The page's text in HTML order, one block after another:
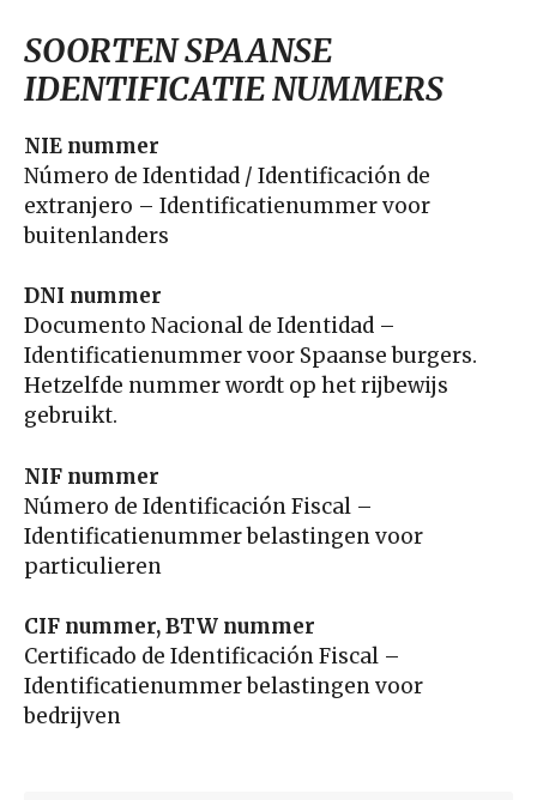
SOORTEN SPAANSE
IDENTIFICATIE NUMMERS
NIE nummer
Número de Identidad / Identificación de
extranjero – Identificatienummer voor
buitenlanders
DNI nummer
Documento Nacional de Identidad –
Identificatienummer voor Spaanse burgers.
Hetzelfde nummer wordt op het rijbewijs
gebruikt.
NIF nummer
Número de Identificación Fiscal –
Identificatienummer belastingen voor
particulieren
CIF nummer, BTW nummer
Certificado de Identificación Fiscal –
Identificatienummer belastingen voor
bedrijven